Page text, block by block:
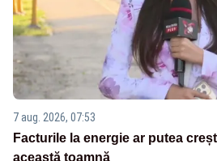
7 aug. 2026, 07:53
Facturile la energie ar putea
această toamnă